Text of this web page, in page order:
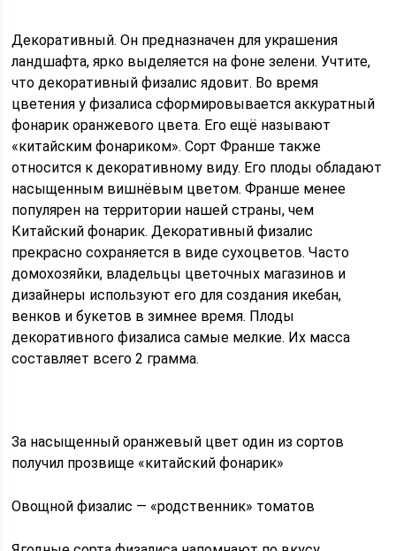
Декоративный. Он предназначен для украшения
ландшафта, ярко выделяется на фоне зелени. Учтите,
что декоративный физалис ядовит. Во время
цветения у физалиса сформировывается аккуратный
фонарик оранжевого цвета. Его ещё называют
«китайским фонариком». Сорт Франше также
относится к декоративному виду. Его плоды обладают
насыщенным вишнёвым цветом. Франше менее
популярен на территории нашей страны, чем
Китайский фонарик. Декоративный физалис
прекрасно сохраняется в виде сухоцветов. Часто
домохозяйки, владельцы цветочных магазинов и
дизайнеры используют его для создания икебан,
венков и букетов в зимнее время. Плоды
декоративного физалиса самые мелкие. Их масса
составляет всего 2 грамма.
За насыщенный оранжевый цвет один из сортов
получил прозвище «китайский фонарик»
Овощной физалис — «родственник» томатов